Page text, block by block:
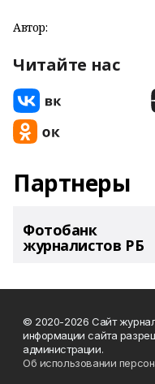
Автор:
Читайте нас
Партнеры
Фотобанк
журналистов РБ
© 2020-2026 Сайт
информации сайта
администрации.
Об использовании